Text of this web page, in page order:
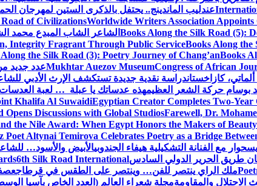
عندليب الماندينج.. يحتفل بالذكرى الستين لمهرجان
of CivilizationsWorldwide Writers Association
Books Along the Silk Road (5): الشاعر الشاب المبدع محمد
Integrity Fragrant Through Public ServiceBooks Along the
the Silk Road (3): Poetry Journey of Chang’anBooks
Mukhtar Auezov MuseumCongress of African
عدد جديد
كازاخستاندراسة نقدية جديدة تستكشف الإرث الأدبي
بوسام حركة الشعر العظيمهذه عدساتك يا عبلة … لعبة العدسات
Khalifa Al SuwaidiEgyptian Creator Completes Two-
Discussions with Global StudiosFarewell, Dr.
the Nile Award: When Egypt Honors the Makers of Beauty
Poet Altynai Temirova Celebrates Poetry as a Bridge
حوار مع الفنانة التشكيلية هيفاء الجندوبيالأبيض والأسود…
طريق الحرير الدولي السادس6th Silk Road International
ملك الراي ينتصر للفن… وينتصر على الطقس في قرطاج
والمقاومةمجلة شعراء العالم (العدد الخاص بآسيا